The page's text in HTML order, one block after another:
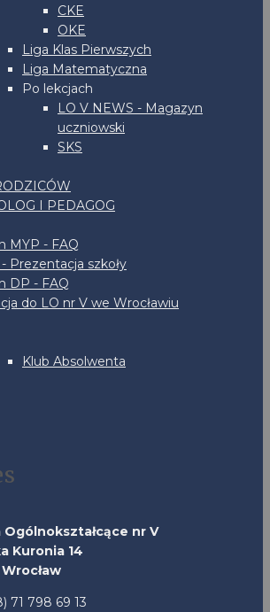
CKE
OKE
Liga Klas Pierwszych
Liga Matematyczna
Po lekcjach
LO V NEWS - Magazyn
uczniowski
SKS
I PEDAGOG
MYP - FAQ
Prezentacja szkoły
DP - FAQ
do LO nr V we Wrocławiu
Klub Absolwenta
Ogólnokształcące nr V
Kuronia 14
71 798 69 13